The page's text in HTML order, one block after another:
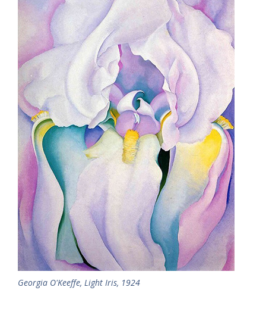
Georgia O'Keeffe, Light Iris, 1924